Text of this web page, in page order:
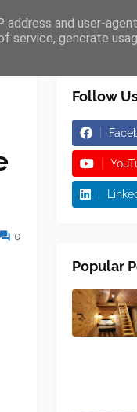
0
Follow
Popular
address and user-agent
service, generate